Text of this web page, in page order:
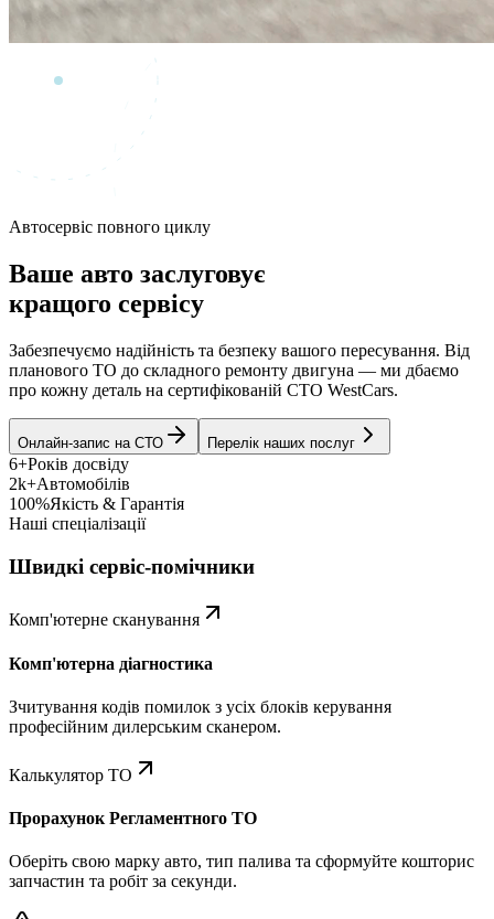
Автосервіс повного циклу
Ваше авто заслуговує
кращого сервісу
Забезпечуємо надійність та безпеку вашого пересування. Від
планового ТО до складного ремонту двигуна — ми дбаємо
про кожну деталь на сертифікованій СТО WestCars.
Онлайн-запис на СТО Перелік наших послуг
6+Років досвіду
2k+Автомобілів
100%Якість & Гарантія
Наші спеціалізації
Швидкі сервіс-помічники
Комп'ютерне сканування
Комп'ютерна діагностика
Зчитування кодів помилок з усіх блоків керування
професійним дилерським сканером.
Калькулятор ТО
Прорахунок Регламентного ТО
Оберіть свою марку авто, тип палива та сформуйте кошторис
запчастин та робіт за секунди.